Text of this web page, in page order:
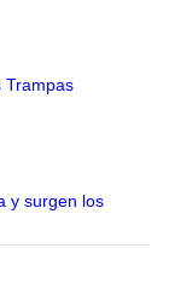
Trampas
y surgen los